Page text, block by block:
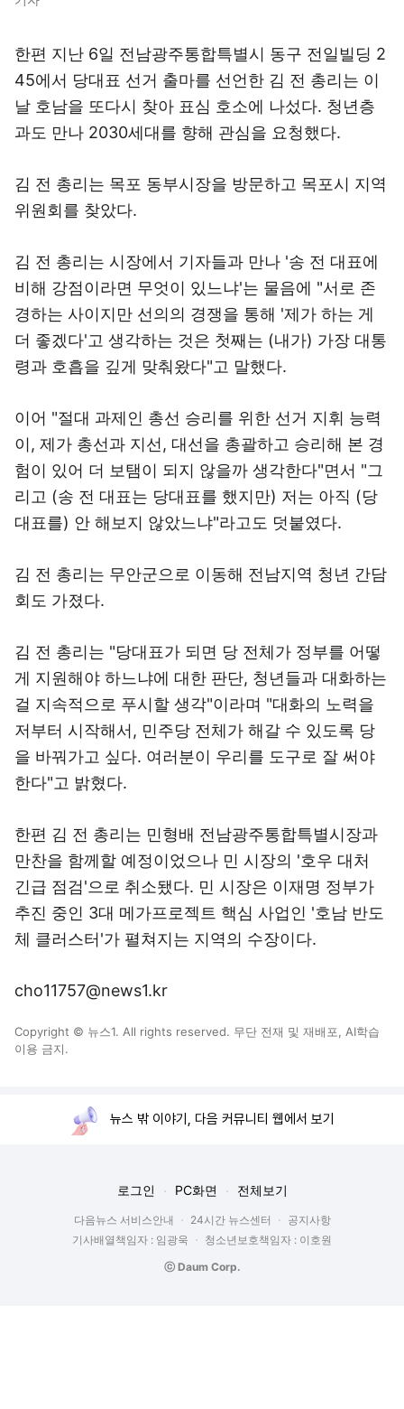
한편 지난 6일 전남광주통합특별시 동구 전일빌딩 2
45에서 당대표 선거 출마를 선언한 김 전 총리는 이
날 호남을 또다시 찾아 표심 호소에 나섰다. 청년층
과도 만나 2030세대를 향해 관심을 요청했다.
김 전 총리는 목포 동부시장을 방문하고 목포시 지역
위원회를 찾았다.
김 전 총리는 시장에서 기자들과 만나 '송 전 대표에
비해 강점이라면 무엇이 있느냐'는 물음에 "서로 존
경하는 사이지만 선의의 경쟁을 통해 '제가 하는 게
더 좋겠다'고 생각하는 것은 첫째는 (내가) 가장 대통
령과 호흡을 깊게 맞춰왔다"고 말했다.
이어 "절대 과제인 총선 승리를 위한 선거 지휘 능력
이, 제가 총선과 지선, 대선을 총괄하고 승리해 본 경
험이 있어 더 보탬이 되지 않을까 생각한다"면서 "그
리고 (송 전 대표는 당대표를 했지만) 저는 아직 (당
대표를) 안 해보지 않았느냐"라고도 덧붙였다.
김 전 총리는 무안군으로 이동해 전남지역 청년 간담
회도 가졌다.
김 전 총리는 "당대표가 되면 당 전체가 정부를 어떻
게 지원해야 하느냐에 대한 판단, 청년들과 대화하는
걸 지속적으로 푸시할 생각"이라며 "대화의 노력을
저부터 시작해서, 민주당 전체가 해갈 수 있도록 당
을 바꿔가고 싶다. 여러분이 우리를 도구로 잘 써야
한다"고 밝혔다.
한편 김 전 총리는 민형배 전남광주통합특별시장과
만찬을 함께할 예정이었으나 민 시장의 '호우 대처
긴급 점검'으로 취소됐다. 민 시장은 이재명 정부가
추진 중인 3대 메가프로젝트 핵심 사업인 '호남 반도
체 클러스터'가 펼쳐지는 지역의 수장이다.
cho11757@news1.kr
Copyright © 뉴스1. All rights reserved. 무단 전재 및 재배포, AI학습
이용 금지.
뉴스 밖 이야기, 다음 커뮤니티 웹에서 보기
로그인 PC화면 전체보기
다음뉴스 서비스안내 24시간 뉴스센터
공지사항
기사배열책임자 : 임광욱
청소년보호책임자 : 이호원
ⓒ Daum Corp.